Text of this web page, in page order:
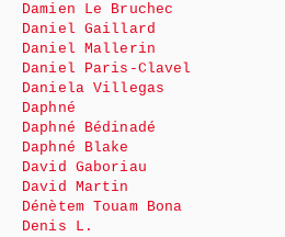
Damien Le Bruchec
Daniel Gaillard
Daniel Mallerin
Daniel Paris-Clavel
Daniela Villegas
Daphné
Daphné Bédinadé
Daphné Blake
David Gaboriau
David Martin
Dénètem Touam Bona
Denis L.